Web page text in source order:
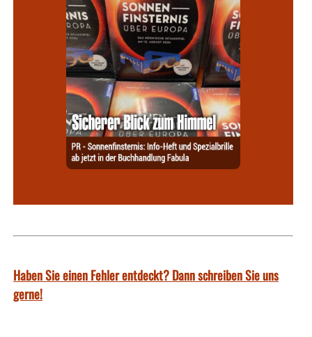
Haben Sie einen Fehler entdeckt? Dann schreiben Sie uns
gerne!